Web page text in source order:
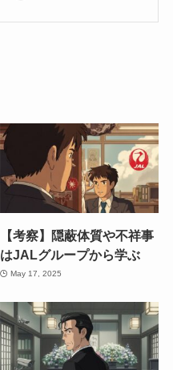
【考察】隠蔽体質や不祥事
はJALグループから学ぶ
May 17, 2025